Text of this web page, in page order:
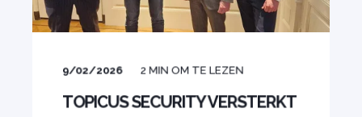
9/02/2026 2MIN OM TE LEZEN
TOPICUS SECURITY VERSTERKT